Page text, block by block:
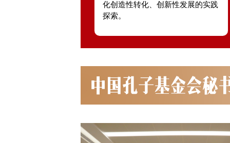
化创造性转化、创新性发展的实践
探索。